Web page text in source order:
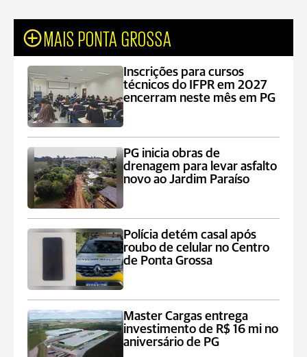
MAIS PONTA GROSSA
Inscrições para cursos
técnicos do IFPR em 2027
encerram neste mês em PG
PG inicia obras de
drenagem para levar asfalto
novo ao Jardim Paraíso
Polícia detém casal após
roubo de celular no Centro
de Ponta Grossa
Master Cargas entrega
investimento de R$ 16 mi no
aniversário de PG